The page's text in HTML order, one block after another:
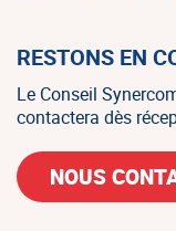
RESTONS EN
Le Conseil
contactera dès
NOUS